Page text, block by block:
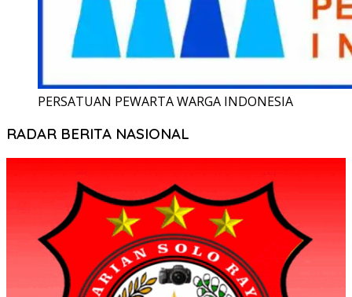
PERSATUAN PEWARTA WARGA INDONESIA
RADAR BERITA NASIONAL